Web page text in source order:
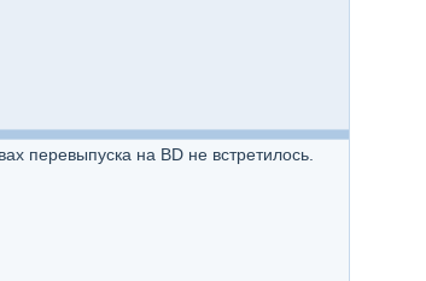
перевыпуска на BD не встретилось.